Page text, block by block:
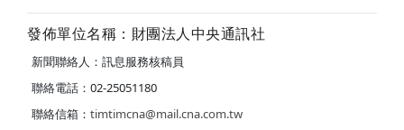
發佈單位名稱：財團法人中央通訊社
新聞聯絡人：訊息服務核稿員
聯絡電話：02-25051180
聯絡信箱： timtimcna@mail.cna.com.tw